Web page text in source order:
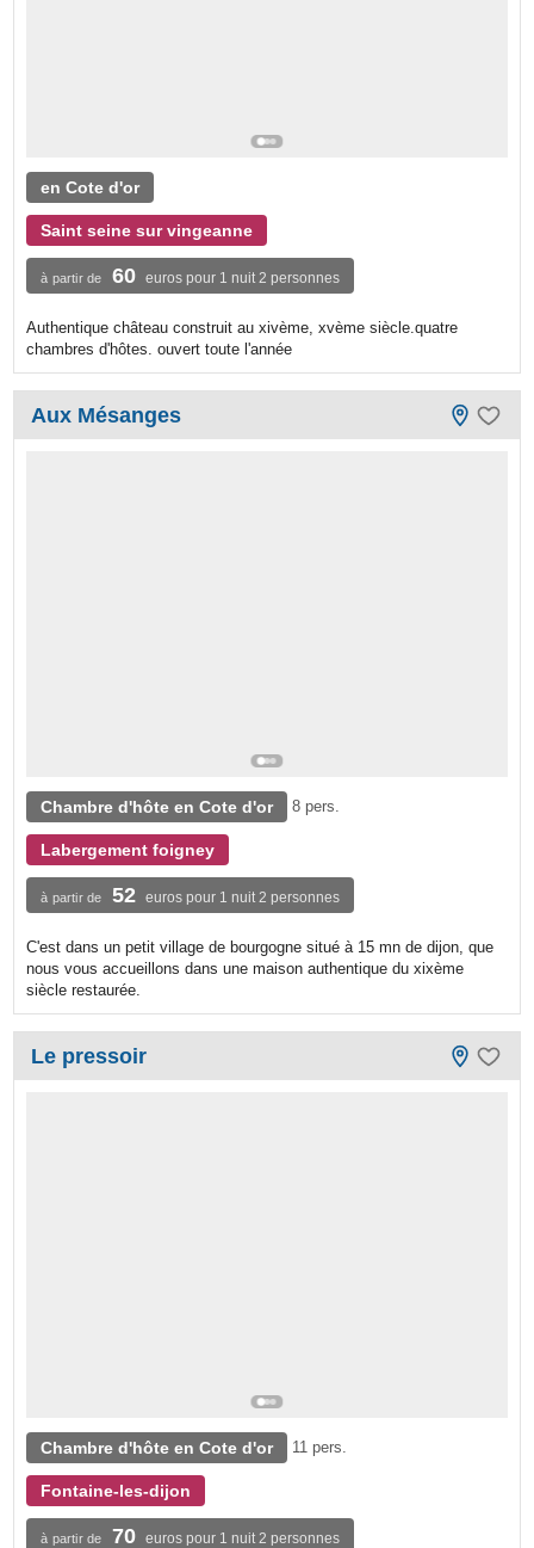
en Cote d'or
Saint seine sur vingeanne
à partir de 60 euros pour 1 nuit 2 personnes
Authentique château construit au xivème, xvème siècle.quatre
chambres d'hôtes. ouvert toute l'année
Aux Mésanges
Chambre d'hôte en Cote d'or 8 pers.
Labergement foigney
à partir de 52 euros pour 1 nuit 2 personnes
C'est dans un petit village de bourgogne situé à 15 mn de dijon, que
nous vous accueillons dans une maison authentique du xixème
siècle restaurée.
Le pressoir
Chambre d'hôte en Cote d'or 11 pers.
Fontaine-les-dijon
à partir de 70 euros pour 1 nuit 2 personnes